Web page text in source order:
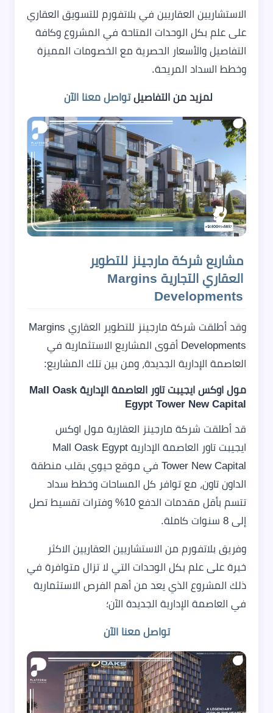
الاستشاريين العقاريين في بلاتفورم للتسويق العقاري
على علم بكل الوحدات المتاحة في المشروع وكافة
التفاصيل والأسعار الحصرية مع الخصومات المميزة
وخطط السداد المريحة.
لمزيد من التفاصيلتواصل معنا الآن
مشاريع شركة مارجينز للتطوير
العقاري التجارية Margins
Developments
وقد أطلقت شركة مارجينز للتطوير العقاري Margins
Developments أقوى المشاريع الاستثمارية في
العاصمة الإدارية الجديدة، ومن بين تلك المشاريع:
مول اوكس ايجيبت تاور العاصمة الإدارية Mall Oask
Egypt Tower New Capital
قد أطلقت شركة مارجينز العقارية مول اوكس
ايجيبت تاور العاصمة الإدارية Mall Oask Egypt
Tower New Capital في موقع حيوي بقلب منطقة
الداون تاون، مع توافر كل المساحات وخطط سداد
تتسم بأقل مقدمات الدفع 10% وفترات تقسيط تصل
إلى 8 سنوات كاملة.
وفريق بلاتفورم من الاستشاريين العقاريين الاكثر
خبرة على علم بكل الوحدات التي لا تزال متوافرة في
ذلك المشروع الذي يعد من أهم الفرص الاستثمارية
في العاصمة الإدارية الجديدة الآن؛
تواصل معنا الآن